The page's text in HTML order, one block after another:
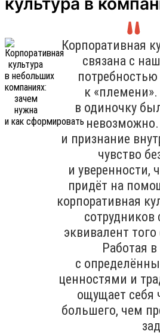
Корпоративная
связана с
к
в одиночку
и признание
чувство
и уверенности,
придёт на
корпоративная
эквивалент
Работая
с
ценностями и
ощущает себя
большего, чем